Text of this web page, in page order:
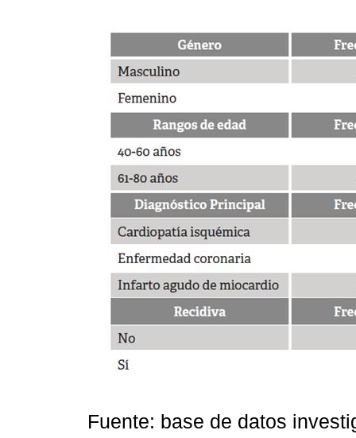
Fuente: base de datos